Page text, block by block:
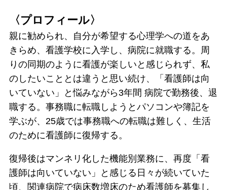
〈プロフィール〉
親に勧められ、自分が希望する心理学への道をあ
きらめ、看護学校に入学し、病院に就職する。周
りの同期のように看護が楽しいと感じられず、私
のしたいこととは違うと思い続け、「看護師は向
いていない」と悩みながら3年間 病院で勤務後、退
職する。事務職に転職しようとパソコンや簿記を
学ぶが、25歳では事務職への転職は難しく、生活
のために看護師に復帰する。
復帰後はマンネリ化した機能別業務に、再度「看
護師は向いていない」と感じる日々が続いていた
頃、関連病院で病床数増床のため看護師を募集し